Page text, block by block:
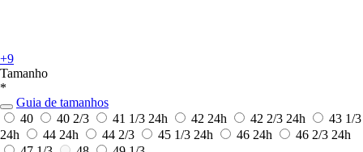
+9
Tamanho
*
Guia de tamanhos
40
40 2/3 41 1/3 24h 42 24h 42 2/3 24h
43 1/3
24h
44 24h 44 2/3 45 1/3 24h 46 24h 46 2/3 24h